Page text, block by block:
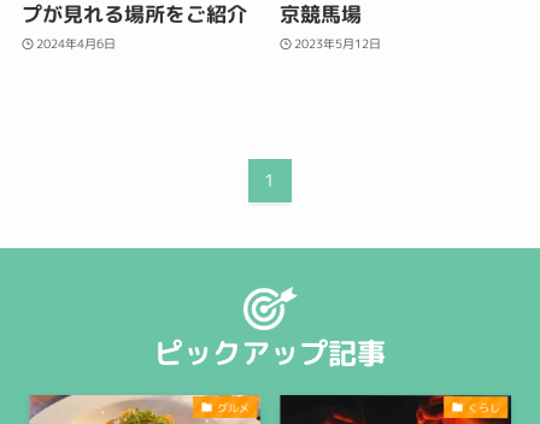
プが見れる場所をご紹介
2024年4月6日
京競馬場
2023年5月12日
1
ピックアップ記事
グルメ くらし